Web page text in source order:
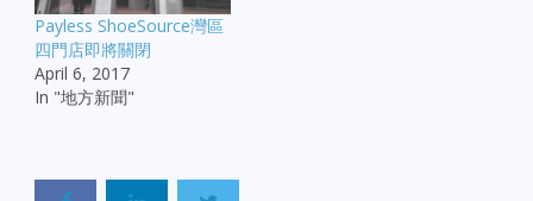
Payless ShoeSource灣區
四門店即將關閉
April 6, 2017
In "地方新聞"